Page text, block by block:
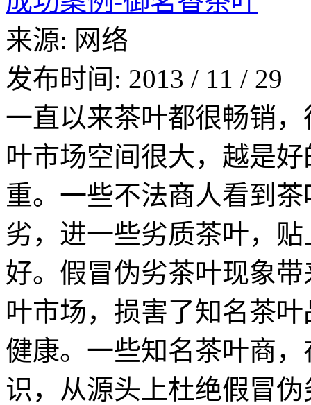
来源: 网络
发布时间: 2013 / 11 / 29
一直以来茶叶都很畅销
叶市场空间很大，越是
重。一些不法商人看到
劣，进一些劣质茶叶，
好。假冒伪劣茶叶现象
叶市场，损害了知名茶
健康。一些知名茶叶商
识，从源头上杜绝假冒